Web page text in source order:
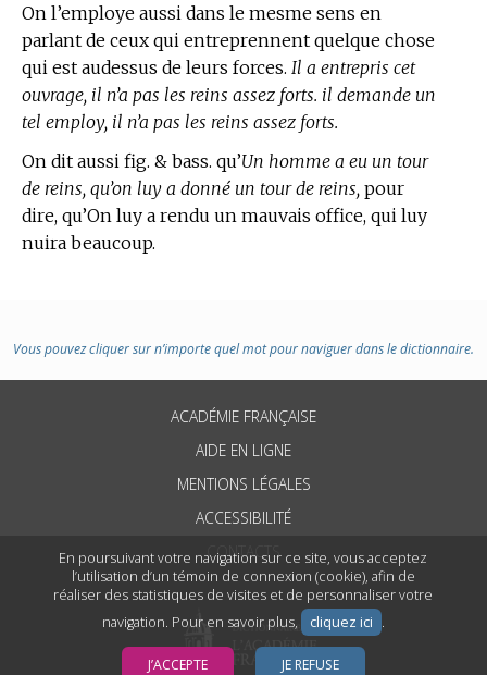
En poursuivant votre navigation sur ce site, vous acceptez
l’utilisation d’un témoin de connexion (cookie), afin de
réaliser des statistiques de visites et de personnaliser votre
navigation. Pour en savoir plus,
cliquez ici .
J’ACCEPTE JE REFUSE
On l’employe aussi dans le mesme sens en
parlant de ceux qui entreprennent quelque chose
qui est audessus de leurs forces. Il a entrepris cet
ouvrage, il n’a pas les reins assez forts. il demande un
tel employ, il n’a pas les reins assez forts.
On dit aussi fig. & bass. qu’Un homme a eu un tour
de reins, qu’on luy a donné un tour de reins, pour
dire, qu’On luy a rendu un mauvais office, qui luy
nuira beaucoup.
Vous pouvez cliquer sur n’importe quel mot pour naviguer dans le dictionnaire.
ACADÉMIE FRANÇAISE
AIDE EN LIGNE
MENTIONS LÉGALES
ACCESSIBILITÉ
CONTACTS